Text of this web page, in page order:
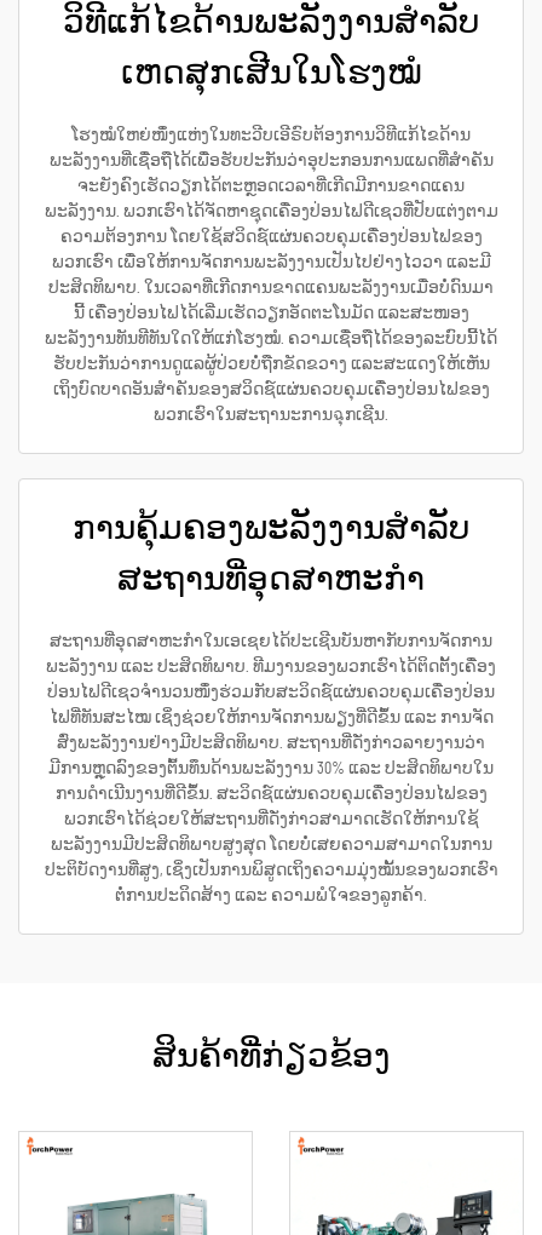
ວິທີແກ້ໄຂດ້ານພະລັງງານສຳລັບ
ເຫດສຸກເສີນໃນໂຮງໝໍ
ໂຮງໝໍໃຫຍ່ໜຶ່ງແຫ່ງໃນທະວີບເອີຣົບຕ້ອງການວິທີແກ້ໄຂດ້ານ
ພະລັງງານທີ່ເຊື່ອຖືໄດ້ເພື່ອຮັບປະກັນວ່າອຸປະກອນການແພດທີ່ສຳຄັນ
ຈະຍັງຄົງເຮັດວຽກໄດ້ຕະຫຼອດເວລາທີ່ເກີດມີການຂາດແຄນ
ພະລັງງານ. ພວກເຮົາໄດ້ຈັດຫາຊຸດເຄື່ອງປ່ອນໄຟດີເຊວທີ່ປັບແຕ່ງຕາມ
ຄວາມຕ້ອງການ ໂດຍໃຊ້ສວິດຊ໌ແຜ່ນຄວບຄຸມເຄື່ອງປ່ອນໄຟຂອງ
ພວກເຮົາ ເພື່ອໃຫ້ການຈັດການພະລັງງານເປັນໄປຢ່າງໄວວາ ແລະມີ
ປະສິດທິພາບ. ໃນເວລາທີ່ເກີດການຂາດແຄນພະລັງງານເມື່ອບໍ່ດົນມາ
ນີ້ ເຄື່ອງປ່ອນໄຟໄດ້ເລີ່ມເຮັດວຽກອັດຕະໂນມັດ ແລະສະໜອງ
ພະລັງງານທັນທີທັນໃດໃຫ້ແກ່ໂຮງໝໍ. ຄວາມເຊື່ອຖືໄດ້ຂອງລະບົບນີ້ໄດ້
ຮັບປະກັນວ່າການດູແລຜູ້ປ່ວຍບໍ່ຖືກຂັດຂວາງ ແລະສະແດງໃຫ້ເຫັນ
ເຖິງບົດບາດອັນສຳຄັນຂອງສວິດຊ໌ແຜ່ນຄວບຄຸມເຄື່ອງປ່ອນໄຟຂອງ
ພວກເຮົາໃນສະຖານະການฉຸກເຊີນ.
ການຄຸ້ມຄອງພະລັງງານສໍາລັບ
ສະຖານທີ່ອຸດສາຫະກໍາ
ສະຖານທີ່ອຸດສາຫະກຳໃນເອເຊຍໄດ້ປະເຊີນບັນຫາກັບການຈັດການ
ພະລັງງານ ແລະ ປະສິດທິພາບ. ທີມງານຂອງພວກເຮົາໄດ້ຕິດຕັ້ງເຄື່ອງ
ປ່ອນໄຟດີເຊວຈຳນວນໜຶ່ງຮ່ວມກັບສະວິດຊ໌ແຜ່ນຄວບຄຸມເຄື່ອງປ່ອນ
ໄຟທີ່ທັນສະໄໝ ເຊິ່ງຊ່ວຍໃຫ້ການຈັດການພຽງທີ່ດີຂຶ້ນ ແລະ ການຈັດ
ສົ່ງພະລັງງານຢ່າງມີປະສິດທິພາບ. ສະຖານທີ່ດັ່ງກ່າວລາຍງານວ່າ
ມີການຫຼຸດລົງຂອງຕົ້ນທຶນດ້ານພະລັງງານ 30% ແລະ ປະສິດທິພາບໃນ
ການດຳເນີນງານທີ່ດີຂຶ້ນ. ສະວິດຊ໌ແຜ່ນຄວບຄຸມເຄື່ອງປ່ອນໄຟຂອງ
ພວກເຮົາໄດ້ຊ່ວຍໃຫ້ສະຖານທີ່ດັ່ງກ່າວສາມາດເຮັດໃຫ້ການໃຊ້
ພະລັງງານມີປະສິດທິພາບສູງສຸດ ໂດຍບໍ່ເສຍຄວາມສາມາດໃນການ
ປະຕິບັດງານທີ່ສູງ, ເຊິ່ງເປັນການພິສູດເຖິງຄວາມມຸ່ງໝັ້ນຂອງພວກເຮົາ
ຕໍ່ການປະດິດສ້າງ ແລະ ຄວາມພໍໃຈຂອງລູກຄ້າ.
ສິນຄ້າທີ່ກ່ຽວຂ້ອງ